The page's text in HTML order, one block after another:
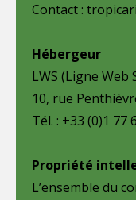
Contact :
Hébergeur
LWS (Ligne Web
10, rue
Tél. : +33 (0)1 77
Propriété
L’ensemble du